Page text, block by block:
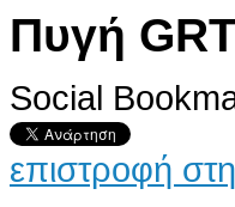
Πυγή
Social
επιστροφή